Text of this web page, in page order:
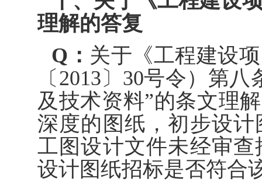
理解的答复
Q： 关于《工程建设
〔2013〕30号令）第
及技术资料”的条文理
深度的图纸，初步设
工图设计文件未经审
设计图纸招标是否符合